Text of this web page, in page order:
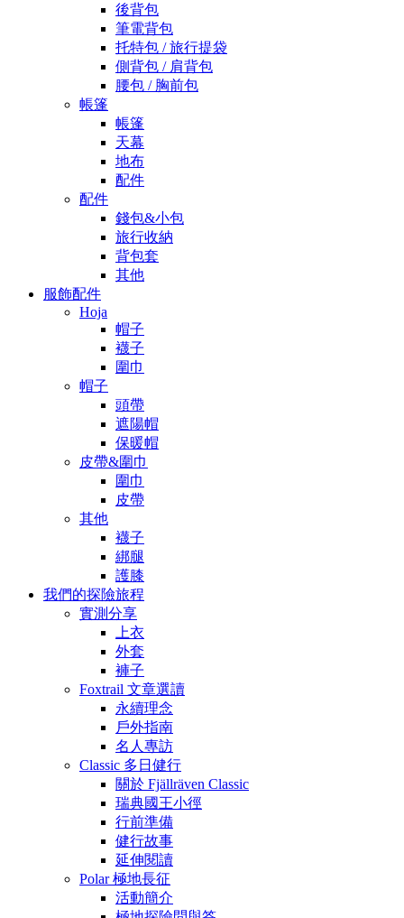
後背包
筆電背包
托特包 / 旅行提袋
側背包 / 肩背包
腰包 / 胸前包
帳篷
帳篷
天幕
地布
配件
配件
錢包&小包
旅行收納
背包套
其他
服飾配件
Hoja
帽子
襪子
圍巾
帽子
頭帶
遮陽帽
保暖帽
皮帶&圍巾
圍巾
皮帶
其他
襪子
綁腿
護膝
我們的探險旅程
實測分享
上衣
外套
褲子
Foxtrail 文章選讀
永續理念
戶外指南
名人專訪
Classic 多日健行
關於 Fjällräven Classic
瑞典國王小徑
行前準備
健行故事
延伸閱讀
Polar 極地長征
活動簡介